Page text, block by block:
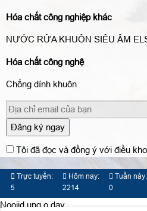
Hóa chất công nghiệp khác
NƯỚC RỬA KHUÔN SIÊU ÂM
Hóa chất công nghệ
Chống dính khuôn
Đăng ký ngay
Tôi đã đọc và đồng ý với điều
Trực tuyến:
5
Hôm nay:
2214
Tuần này:
0
Nooijd ung o day